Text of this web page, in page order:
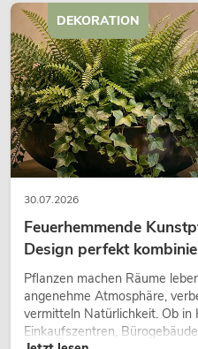
30.07.2026
Feuerhemmende
Design perfekt
Pflanzen machen Räume
angenehme Atmosphäre,
vermitteln Natürlichkeit. Ob in
Einkaufszentren,
DEKORATION